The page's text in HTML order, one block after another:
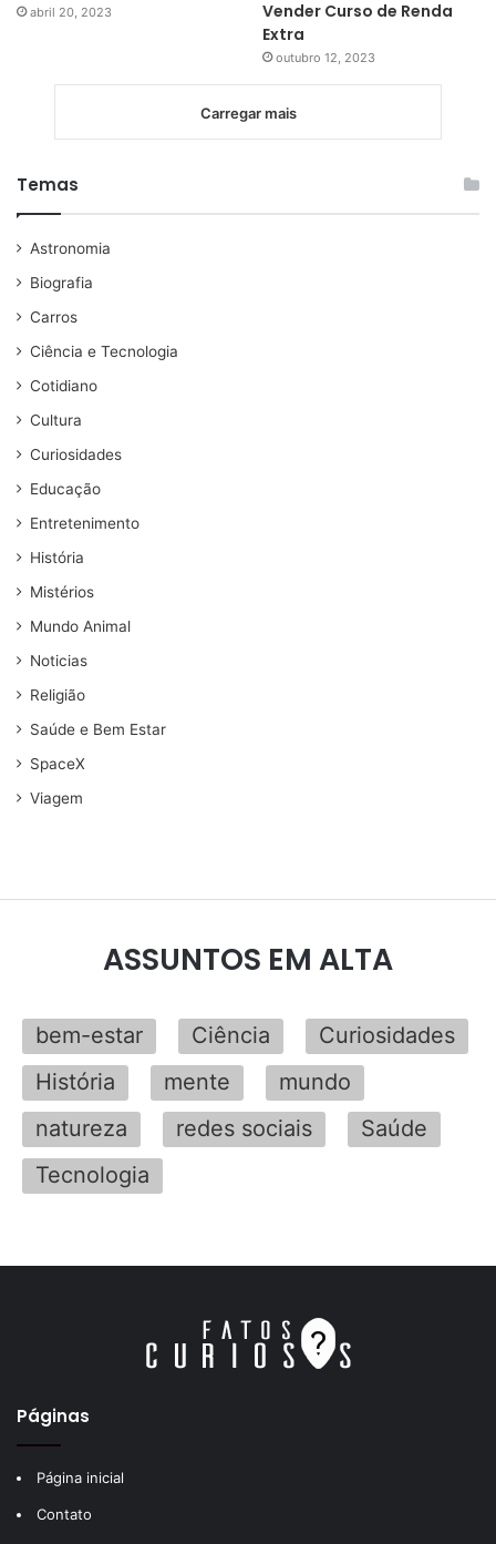
abril 20, 2023
Vender Curso de Renda
Extra
outubro 12, 2023
Carregar mais
Temas
Astronomia
Biografia
Carros
Ciência e Tecnologia
Cotidiano
Cultura
Curiosidades
Educação
Entretenimento
História
Mistérios
Mundo Animal
Noticias
Religião
Saúde e Bem Estar
SpaceX
Viagem
ASSUNTOS EM ALTA
bem-estar Ciência
Curiosidades
História
mente
mundo
natureza
redes sociais
Saúde
Tecnologia
Páginas
Página inicial
Contato